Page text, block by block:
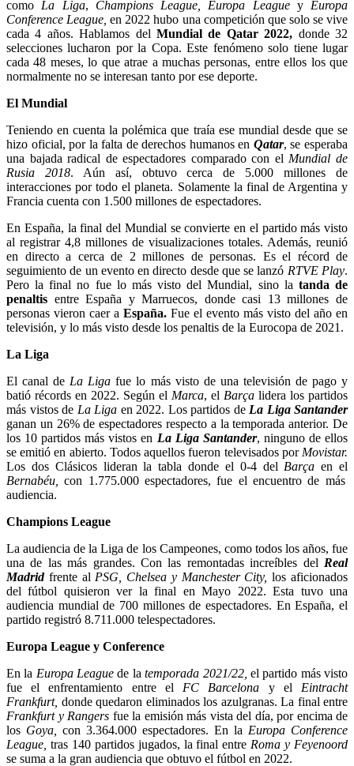
como La Liga, Champions League, Europa Leaguey Europa
Conference League, en 2022 hubo una competición que solo se vive
cada 4 años. Hablamos del Mundial de Qatar 2022, donde 32
selecciones lucharon por la Copa. Este fenómeno solo tiene lugar
cada 48 meses, lo que atrae a muchas personas, entre ellos los que
normalmente no se interesan tanto por ese deporte.
El Mundial
Teniendo en cuenta la polémica que traía ese mundial desde que se
hizo oficial, por la falta de derechos humanos en Qatar, se esperaba
una bajada radical de espectadores comparado con el Mundial de
Rusia 2018. Aún así, obtuvo cerca de 5.000 millones de
interacciones por todo el planeta. Solamente la final de Argentina y
Francia cuenta con 1.500 millones de espectadores.
En España, la final del Mundial se convierte en el partido más visto
al registrar 4,8 millones de visualizaciones totales. Además, reunió
en directo a cerca de 2 millones de personas. Es el récord de
seguimiento de un evento en directo desde que se lanzó RTVE Play.
Pero la final no fue lo más visto del Mundial, sino la tanda de
penaltis entre España y Marruecos, donde casi 13 millones de
personas vieron caer a España. Fue el evento más visto del año en
televisión, y lo más visto desde los penaltis de la Eurocopa de 2021.
La Liga
El canal de La Liga fue lo más visto de una televisión de pago y
batió récords en 2022. Según el Marca, el Barça lidera los partidos
más vistos de La Liga en 2022. Los partidos de La Liga Santander
ganan un 26% de espectadores respecto a la temporada anterior. De
los 10 partidos más vistos en La Liga Santander, ninguno de ellos
se emitió en abierto. Todos aquellos fueron televisados por Movistar.
Los dos Clásicos lideran la tabla donde el 0-4 del Barça en el
Bernabéu,
con 1.775.000 espectadores, fue el encuentro de más
audiencia.
Champions League
La audiencia de la Liga de los Campeones, como todos los años, fue
una de las más grandes. Con las remontadas increíbles del Real
Madridfrente al PSG, Chelsea y Manchester City, los aficionados
del fútbol quisieron ver la final en Mayo 2022. Esta tuvo una
audiencia mundial de 700 millones de espectadores. En España, el
partido registró 8.711.000 telespectadores.
Europa League y Conference
En la Europa League de latemporada 2021/22, el partido más visto
fue el enfrentamiento entre el FC Barcelona y el Eintracht
Frankfurt, donde quedaron eliminados los azulgranas. La final entre
Frankfurt y Rangers fue la emisión más vista del día, por encima de
los Goya, con 3.364.000 espectadores. En la Europa Conference
League, tras 140 partidos jugados, la final entre Roma y Feyenoord
se suma a la gran audiencia que obtuvo el fútbol en 2022.